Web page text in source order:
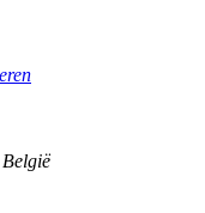
België